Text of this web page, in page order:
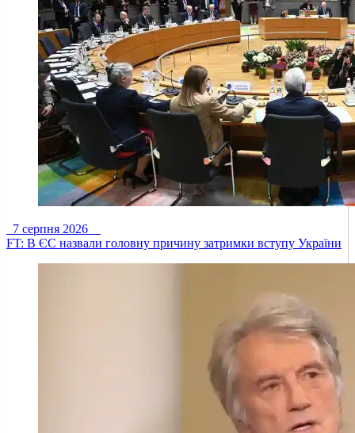
7 серпня 2026
FT: В ЄС назвали головну причину затримки вступу України